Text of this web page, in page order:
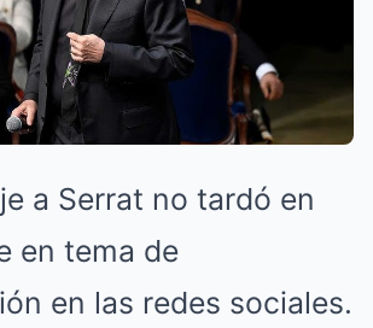
a Serrat no tardó en
en tema de
en las redes sociales.